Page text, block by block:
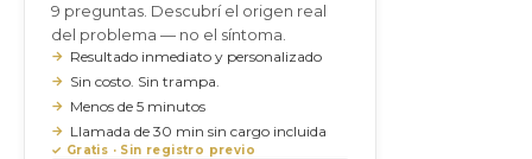
9 preguntas. Descubrí el origen real
del problema — no el síntoma.
Resultado inmediato y personalizado
Sin costo. Sin trampa.
Menos de 5 minutos
Llamada de 30 min sin cargo incluida
✓ Gratis · Sin registro previo